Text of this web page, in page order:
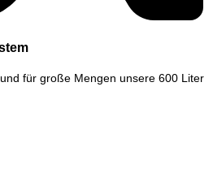
für große Mengen unsere 600 Liter